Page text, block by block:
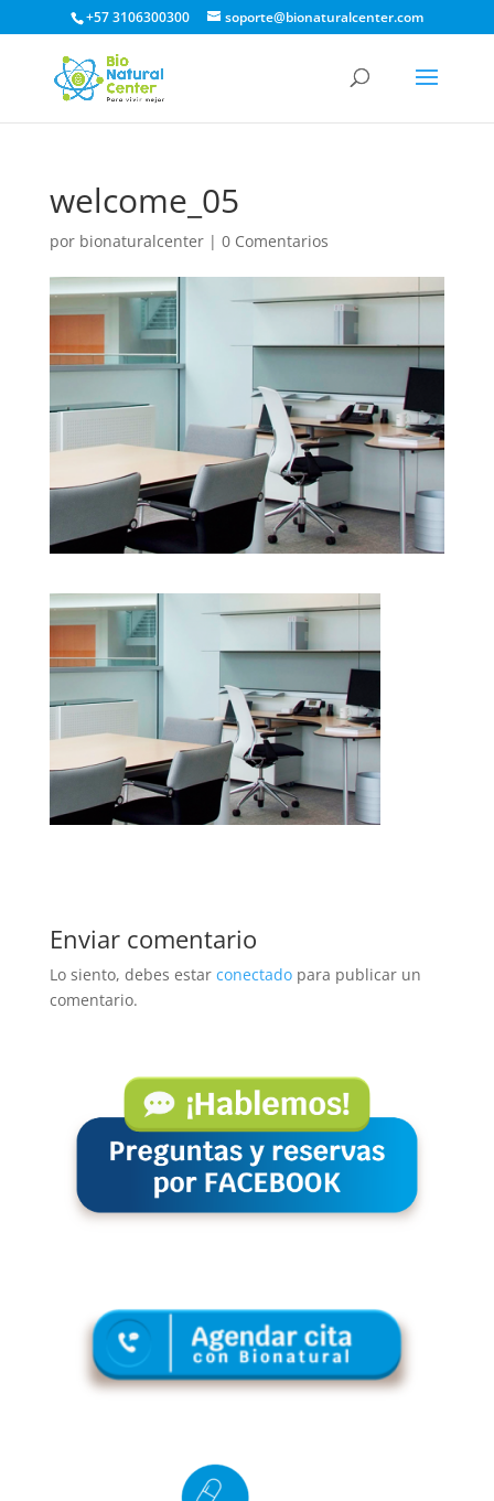
+57 3106300300 soporte@bionaturalcenter.com
welcome_05
por bionaturalcenter| 0 Comentarios
Enviar comentario
Lo siento, debes estar conectadopara publicar un
comentario.